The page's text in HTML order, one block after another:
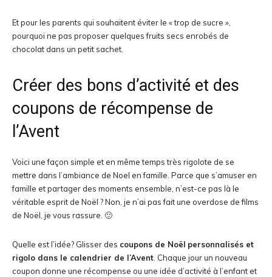
Et pour les parents qui souhaitent éviter le « trop de sucre »,
pourquoi ne pas proposer quelques fruits secs enrobés de
chocolat dans un petit sachet.
Créer des bons d’activité et des
coupons de récompense de
l’Avent
Voici une façon simple et en même temps très rigolote de se
mettre dans l’ambiance de Noel en famille. Parce que s’amuser en
famille et partager des moments ensemble, n’est-ce pas là le
véritable esprit de Noël ? Non, je n’ai pas fait une overdose de films
de Noël, je vous rassure. 🙂
Quelle est l’idée? Glisser des coupons de Noël personnalisés et
rigolo dans le calendrier de l’Avent . Chaque jour un nouveau
coupon donne une récompense ou une idée d’activité à l’enfant et